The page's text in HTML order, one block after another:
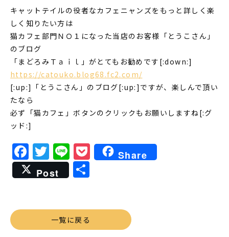
キャットテイルの役者なカフェニャンズをもっと詳しく楽
しく知りたい方は
猫カフェ部門ＮＯ１になった当店のお客様「とうこさん」
のブログ
「まどろみＴａｉｌ」がとてもお勧めです[:down:]
https://catouko.blog68.fc2.com/
[:up:]「とうこさん」のブログ[:up:]ですが、楽しんで頂い
たなら
必ず「猫カフェ」ボタンのクリックもお願いしますね[:グ
ッド:]
Facebook
Twitter
LinePocket
Share
Post
共
一覧に戻る